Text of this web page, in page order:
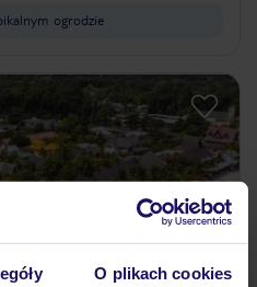
O plikach cookies
ogrodzie